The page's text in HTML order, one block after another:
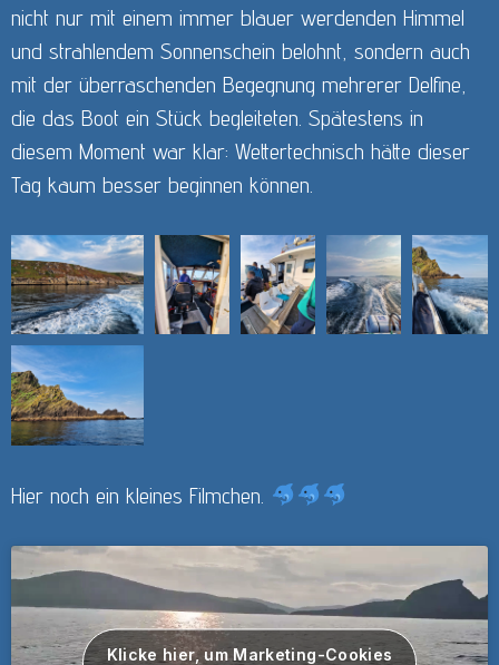
nicht nur mit einem immer blauer werdenden Himmel
und strahlendem Sonnenschein belohnt, sondern auch
mit der überraschenden Begegnung mehrerer Delfine,
die das Boot ein Stück begleiteten. Spätestens in
diesem Moment war klar: Wettertechnisch hätte dieser
Tag kaum besser beginnen können.
Hier noch ein kleines Filmchen.
Klicke hier, um Marketing-Cookies